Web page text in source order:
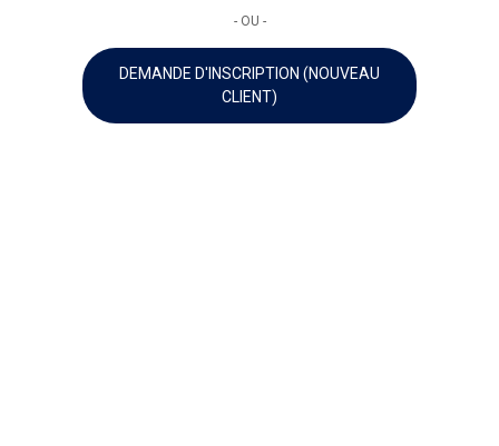
- OU -
DEMANDE D'INSCRIPTION (NOUVEAU
CLIENT)